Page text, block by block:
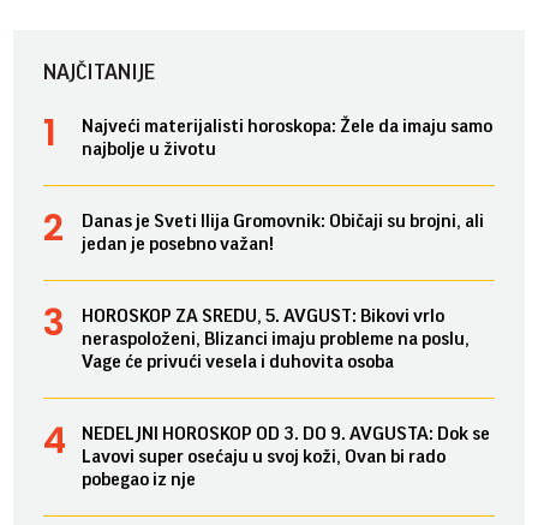
NAJČITANIJE
Najveći materijalisti horoskopa: Žele da imaju samo
najbolje u životu
Danas je Sveti Ilija Gromovnik: Običaji su brojni, ali
jedan je posebno važan!
HOROSKOP ZA SREDU, 5. AVGUST: Bikovi vrlo
neraspoloženi, Blizanci imaju probleme na poslu,
Vage će privući vesela i duhovita osoba
NEDELJNI HOROSKOP OD 3. DO 9. AVGUSTA: Dok se
Lavovi super osećaju u svoj koži, Ovan bi rado
pobegao iz nje